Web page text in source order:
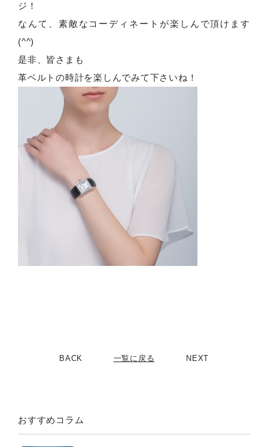
ジ！
なんて、素敵なコーディネートが楽しんで頂けます
(^^)
是非、皆さまも
革ベルトの時計を楽しんでみて下さいね！
BACK 一覧に戻る NEXT
おすすめコラム